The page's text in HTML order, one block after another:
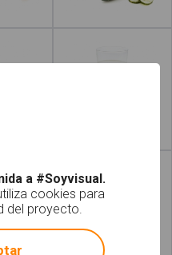
a #Soyvisual.
cookies para
del proyecto.